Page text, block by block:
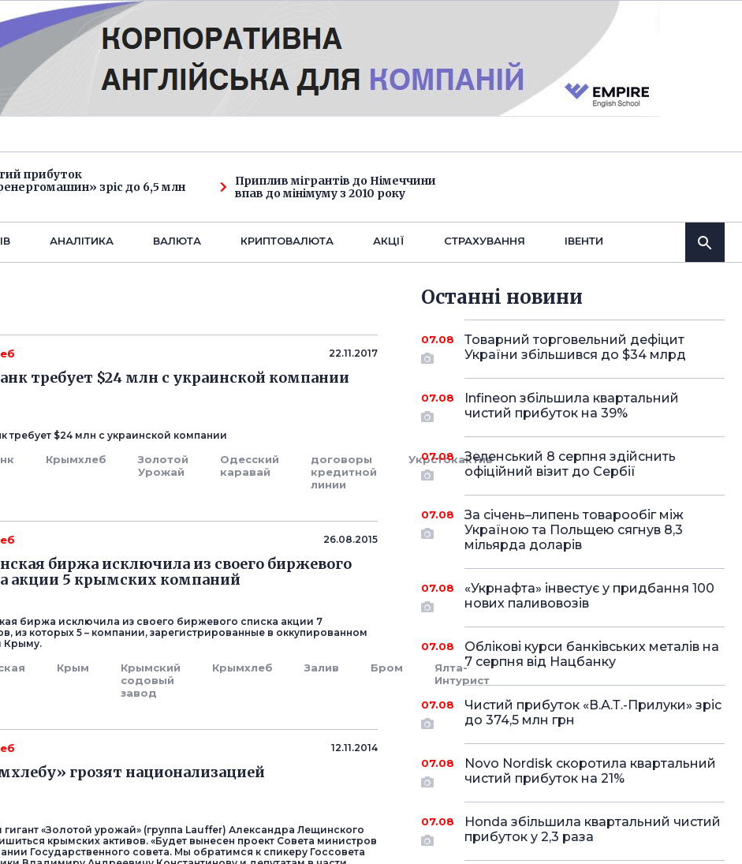
прибуток
зріс до 6,5 млн
Приплив мігрантів до Німеччини
впав до мінімуму з 2010 року
АНАЛIТИКА ВАЛЮТА КРИПТОВАЛЮТА АКЦІЇ СТРАХУВАННЯ IВЕНТИ
22.11.2017
требует $24 млн с украинской компании
требует $24 млн с украинской компании
Крымхлеб
Золотой
Урожай
Одесский
каравай
договоры
кредитной
линии
Укрстокактив
26.08.2015
биржа исключила из своего биржевого
акции 5 крымских компаний
биржа исключила из своего биржевого списка акции 7
из которых 5 – компании, зарегистрированные в оккупированном
Крыму.
Крым
Крымский
содовый
завод
Крымхлеб Залив Бром
Ялта-
Интурист
12.11.2014
грозят национализацией
«Золотой урожай» (группа Lauffer) Александра Лещинского
крымских активов. «Будет вынесен проект Совета министров
Государственного совета. Мы обратимся к спикеру Госсовета
Останнi новини
07.08
Товарний торговельний дефіцит
України збільшився до $34 млрд
07.08
Infineon збільшила квартальний
чистий прибуток на 39%
07.08
Зеленський 8 серпня здійснить
офіційний візит до Сербії
07.08
За січень–липень товарообіг між
Україною та Польщею сягнув 8,3
мільярда доларів
07.08
«Укрнафта» інвестує у придбання 100
нових паливовозів
07.08
Облікові курси банківських металів на
7 серпня від Нацбанку
07.08
Чистий прибуток «В.А.Т.-Прилуки» зріс
до 374,5 млн грн
07.08
Novo Nordisk скоротила квартальний
чистий прибуток на 21%
07.08
Honda збільшила квартальний чистий
прибуток у 2,3 раза